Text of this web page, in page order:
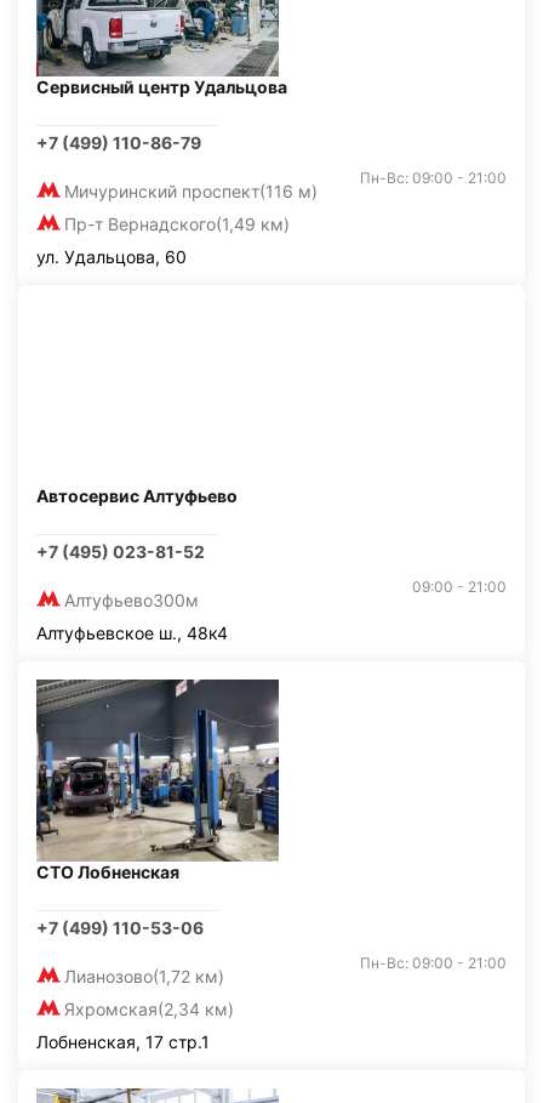
Сервисный центр Удальцова
+7 (499) 110-86-79
Мичуринский проспект(116 м)
Пр-т Вернадского(1,49 км)
Пн-Вс: 09:00 - 21:00
ул. Удальцова, 60
Автосервис Алтуфьево
+7 (495) 023-81-52
Алтуфьево300м
09:00 - 21:00
Алтуфьевское ш., 48к4
СТО Лобненская
+7 (499) 110-53-06
Лианозово(1,72 км)
Яхромская(2,34 км)
Пн-Вс: 09:00 - 21:00
Лобненская, 17 стр.1